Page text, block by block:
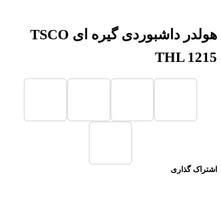
هولدر داشبوردی گیره ای TSCO
THL 1215
اشتراک گذاری